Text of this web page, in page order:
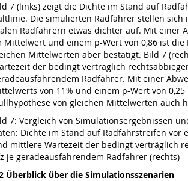
7 (links) zeigt die Dichte im Stand auf
Die simulierten Radfahrer stellen sich
Radfahrern etwas dichter auf. Mit einer
Mittelwert und einem p-Wert von 0,86 ist die
Mittelwerten aber bestätigt. Bild 7
der bedingt verträglich
Radfahrer. Mit einer
von 11% und einem p-Wert von
von gleichen Mittelwerten auch
7: Vergleich von Simulationsergebnissen
Dichte im Stand auf Radfahrstreifen vor
mittlere Wartezeit der bedingt verträglich
je geradeausfahrendem Radfahrer (rechts)
Überblick über die Simulationsszenarien